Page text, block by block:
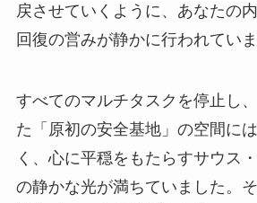
戻させていくように、あなたの
回復の営みが静かに行われていま
すべてのマルチタスクを停止し
た「原初の安全基地」の空間に
く、心に平穏をもたらすサウス
の静かな光が満ちていました。